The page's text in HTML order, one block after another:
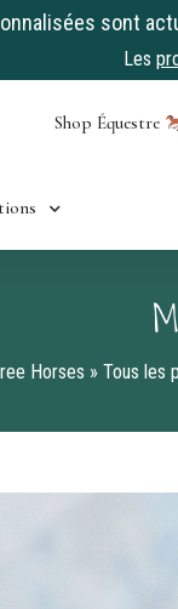
sont
Les
Shop Équestre
Horses » Tous les